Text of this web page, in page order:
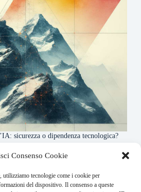
Consenso Cookie
tecnologie come i cookie per
del dispositivo. Il consenso a queste
sicurezza o dipendenza tecnologica?